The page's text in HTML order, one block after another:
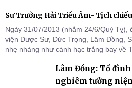
Sư Trưởng Hải Triều Âm- Tịch
Ngày 31/07/2013 (nhằm 24/6/Quý Tỵ),
viện Dược Sư, Đức Trọng, Lâm Đồng,
nhẹ nhàng như cánh hạc trắng bay về
Lâm Đồng: Tổ
nghiêm tưởng